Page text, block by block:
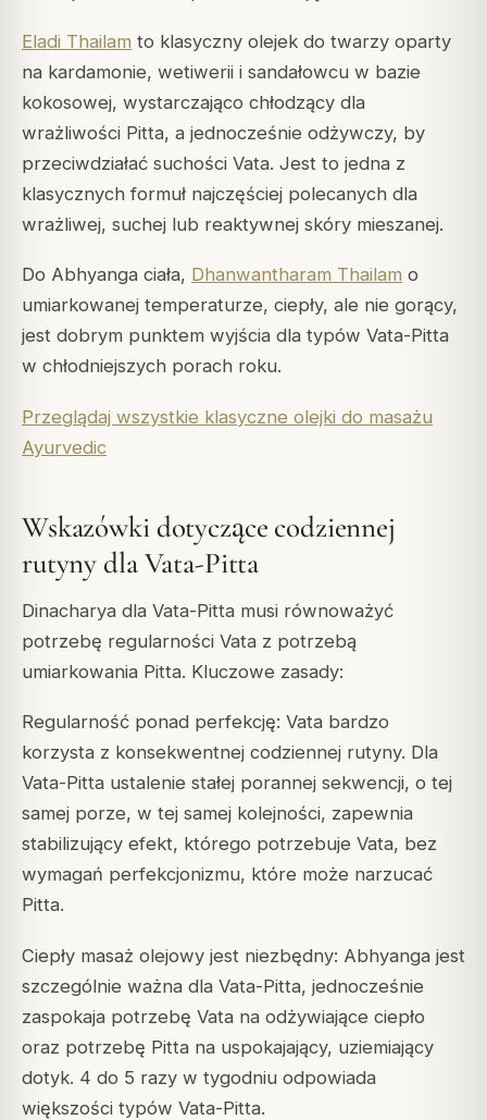
Eladi Thailam to klasyczny olejek do twarzy oparty
na kardamonie, wetiwerii i sandałowcu w bazie
kokosowej, wystarczająco chłodzący dla
wrażliwości Pitta, a jednocześnie odżywczy, by
przeciwdziałać suchości Vata. Jest to jedna z
klasycznych formuł najczęściej polecanych dla
wrażliwej, suchej lub reaktywnej skóry mieszanej.
Do Abhyanga ciała, Dhanwantharam Thailam o
umiarkowanej temperaturze, ciepły, ale nie gorący,
jest dobrym punktem wyjścia dla typów Vata-Pitta
w chłodniejszych porach roku.
Przeglądaj wszystkie klasyczne olejki do masażu
Ayurvedic
Wskazówki dotyczące codziennej
rutyny dla Vata-Pitta
Dinacharya dla Vata-Pitta musi równoważyć
potrzebę regularności Vata z potrzebą
umiarkowania Pitta. Kluczowe zasady:
Regularność ponad perfekcję: Vata bardzo
korzysta z konsekwentnej codziennej rutyny. Dla
Vata-Pitta ustalenie stałej porannej sekwencji, o tej
samej porze, w tej samej kolejności, zapewnia
stabilizujący efekt, którego potrzebuje Vata, bez
wymagań perfekcjonizmu, które może narzucać
Pitta.
Ciepły masaż olejowy jest niezbędny: Abhyanga jest
szczególnie ważna dla Vata-Pitta, jednocześnie
zaspokaja potrzebę Vata na odżywiające ciepło
oraz potrzebę Pitta na uspokajający, uziemiający
dotyk. 4 do 5 razy w tygodniu odpowiada
większości typów Vata-Pitta.